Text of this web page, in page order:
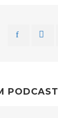
PODCAST